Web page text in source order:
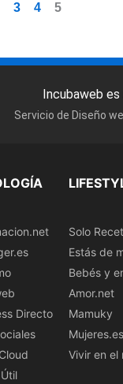
3 4 5
Incubaweb es
Servicio de Diseño
Directo
Solo
Estás de
Bebés y
Amor.net
Mamuky
Mujeres.es
Vivir en el